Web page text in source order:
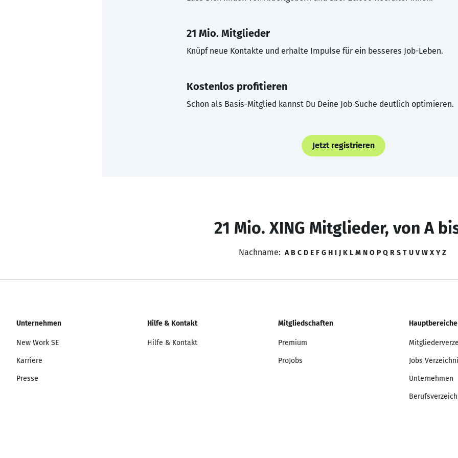
21 Mio. Mitglieder
Knüpf neue Kontakte und erhalte Impulse für ein besseres Job-Leben.
Kostenlos profitieren
Schon als Basis-Mitglied kannst Du Deine Job-Suche deutlich optimieren.
Jetzt registrieren
21 Mio. XING Mitglieder, von A
Nachname: A B C D E F G H I J K L M N O P Q R S T U V W X Y Z
Unternehmen
New Work SE
Karriere
Presse
Hilfe & Kontakt
Hilfe & Kontakt
Mitgliedschaften
Premium
ProJobs
Hauptbereiche
Jobs
Unternehmen